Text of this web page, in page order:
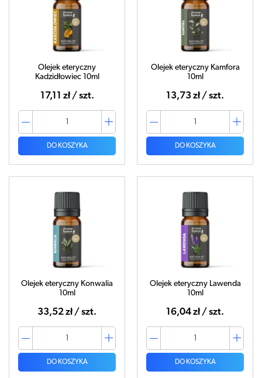
Olejek eteryczny
Kadzidłowiec 10ml
17,11 zł / szt.
DO KOSZYKA
Olejek eteryczny Kamfora
10ml
13,73 zł / szt.
DO KOSZYKA
Olejek eteryczny Konwalia
10ml
33,52 zł / szt.
DO KOSZYKA
Olejek eteryczny Lawenda
10ml
16,04 zł / szt.
DO KOSZYKA